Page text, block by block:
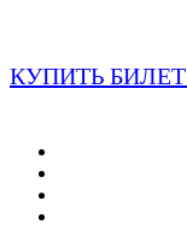
КУПИТЬ